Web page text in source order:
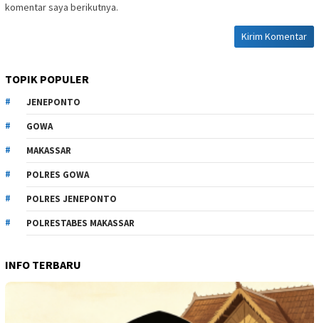
komentar saya berikutnya.
TOPIK POPULER
JENEPONTO
GOWA
MAKASSAR
POLRES GOWA
POLRES JENEPONTO
POLRESTABES MAKASSAR
INFO TERBARU